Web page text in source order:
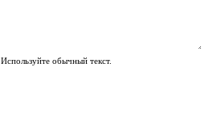
обычный текст.